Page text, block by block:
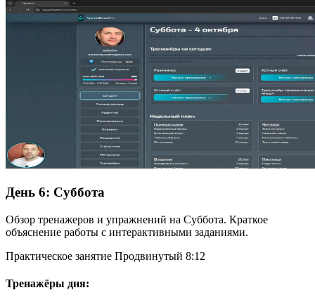
День 6: Суббота
Обзор тренажеров и упражнений на Суббота. Краткое
объяснение работы с интерактивными заданиями.
Практическое занятие Продвинутый 8:12
Тренажёры дня: